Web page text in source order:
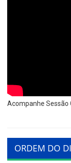
Acompanhe
ORDEM DO